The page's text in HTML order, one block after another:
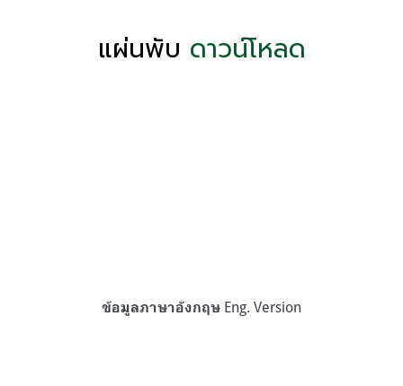
แผ่นพับ ดาวน์โหลด
ข้อมูลภาษาอังกฤษ Eng. Version